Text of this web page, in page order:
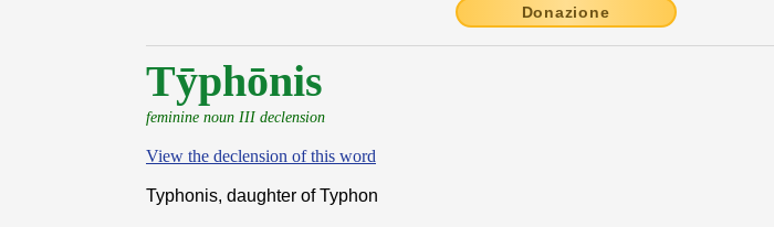
Donazione
Tȳphōnis
feminine noun III declension
View the declension of this word
Typhonis, daughter of Typhon